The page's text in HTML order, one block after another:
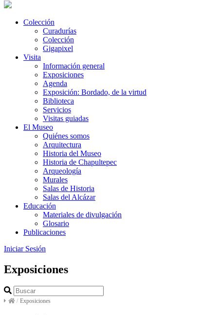
Colección
Curadurías
Colección
Gigapixel
Visita
Información general
Exposiciones
Agenda
Exposición: Bordado, de la virtud
Biblioteca
Servicios
Visitas guiadas
El Museo
Quiénes somos
Arquitectura
Historia del Museo
Historia de Chapultepec
Arqueología
Murales
Salas de Historia
Salas del Alcázar
Educación
Materiales de divulgación
Glosario
Publicaciones
Iniciar Sesión
Exposiciones
/ Exposiciones